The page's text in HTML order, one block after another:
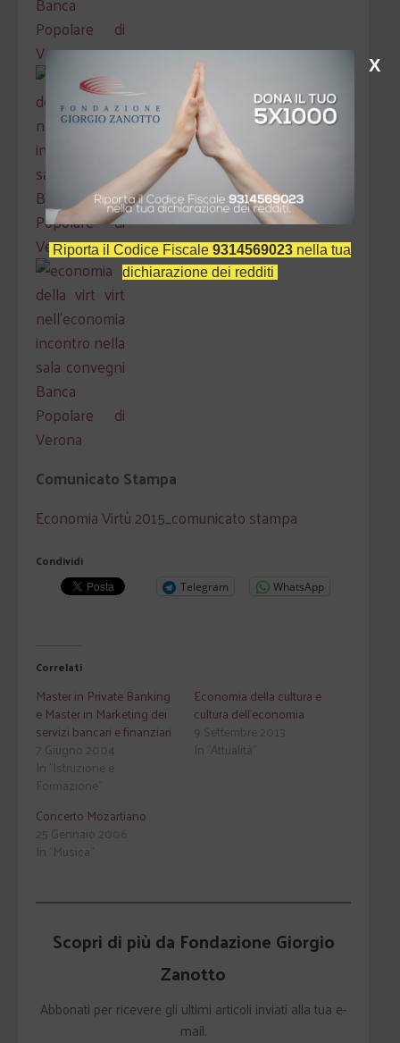
Comunicato Stampa
Economia Virtù 2015_comunicato stampa
Condividi
Telegram WhatsApp
Correlati
Master in Private Banking
e Master in Marketing dei
servizi bancari e finanziari
7 Giugno 2004
In "Istruzione e
Formazione"
Economia della cultura e
cultura dell'economia
9 Settembre 2013
In "Attualità"
Concerto Mozartiano
25 Gennaio 2006
In "Musica"
Scopri di più da Fondazione Giorgio
Zanotto
Abbonati per ricevere gli ultimi articoli inviati alla tua e-
mail.
Riporta il Codice Fiscale 9314569023 nella tua
dichiarazione dei redditi
X